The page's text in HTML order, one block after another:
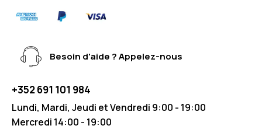
Besoin d'aide ? Appelez-nous
+352 691 101 984
Lundi, Mardi, Jeudi et Vendredi 9:00 - 19:00
Mercredi 14:00 - 19:00